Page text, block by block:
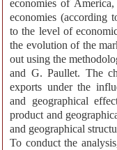
economies of
economies (according
to the level of
the evolution of the
out using the
and G. Paullet. The
exports under the
and geographical
product and
and geographical
To conduct the